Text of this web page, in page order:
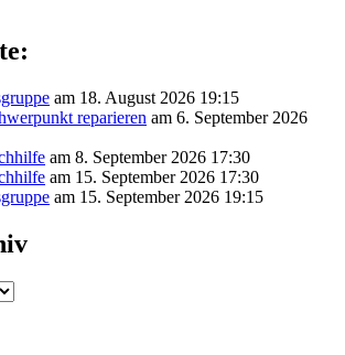
am 18. August 2026 19:15
reparieren am 6. September 2026
am 8. September 2026 17:30
am 15. September 2026 17:30
am 15. September 2026 19:15